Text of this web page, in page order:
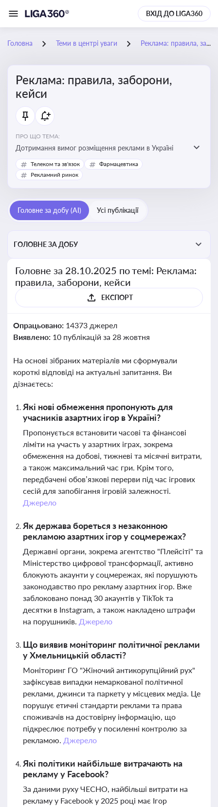
ВХІД ДО LIGA360
Головна Теми в центрі уваги Реклама: правила, заборони, кейси
Реклама: правила, заборони,
кейси
ПРО ЩО ТЕМА:
Дотримання вимог розміщення реклами в Україні
Телеком та зв'язок
Фармацевтика
Рекламний ринок
Головне за добу (AI) Усі публікації
ГОЛОВНЕ ЗА ДОБУ
Головне за 28.10.2025 по темі: Реклама:
правила, заборони, кейси
ЕКСПОРТ
Опрацьовано: 14373 джерел
Виявлено: 10 публікацій за 28 жовтня
На основі зібраних матеріалів ми сформували
короткі відповіді на актуальні запитання. Ви
дізнаєтесь:
Які нові обмеження пропонують для
учасників азартних ігор в Україні?
Пропонується встановити часові та фінансові
ліміти на участь у азартних іграх, зокрема
обмеження на добові, тижневі та місячні витрати,
а також максимальний час гри. Крім того,
передбачені обов’язкові перерви під час ігрових
сесій для запобігання ігровій залежності.
Джерело
Як держава бореться з незаконною
рекламою азартних ігор у соцмережах?
Державні органи, зокрема агентство "Плейсіті" та
Міністерство цифрової трансформації, активно
блокують акаунти у соцмережах, які порушують
законодавство про рекламу азартних ігор. Вже
заблоковано понад 30 акаунтів у TikTok та
десятки в Instagram, а також накладено штрафи
на порушників. Джерело
Що виявив моніторинг політичної реклами
у Хмельницькій області?
Моніторинг ГО "Жіночий антикорупційний рух"
зафіксував випадки немаркованої політичної
реклами, джинси та паркету у місцевих медіа. Це
порушує етичні стандарти реклами та права
споживачів на достовірну інформацію, що
підкреслює потребу у посиленні контролю за
рекламою. Джерело
Які політики найбільше витрачають на
рекламу у Facebook?
За даними руху ЧЕСНО, найбільші витрати на
рекламу у Facebook у 2025 році має Ігор